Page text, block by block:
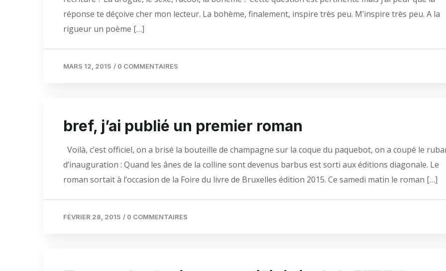
réponse te déçoive cher mon lecteur. La bohème, finalement, inspire très peu. M’inspire très peu. A la
rigueur un poème […]
MARS 12, 2015 / 0 COMMENTAIRES
bref, j’ai publié un premier roman
Voilà, c’est officiel, on a brisé la bouteille de champagne sur la coque du paquebot, on a coupé le
d’inauguration : Quand les ânes de la colline sont devenus barbus est sorti aux éditions diagonale. Le
roman sortait à l’occasion de la Foire du livre de Bruxelles édition 2015. Ce samedi matin le roman […]
FÉVRIER 28, 2015 / 0 COMMENTAIRES